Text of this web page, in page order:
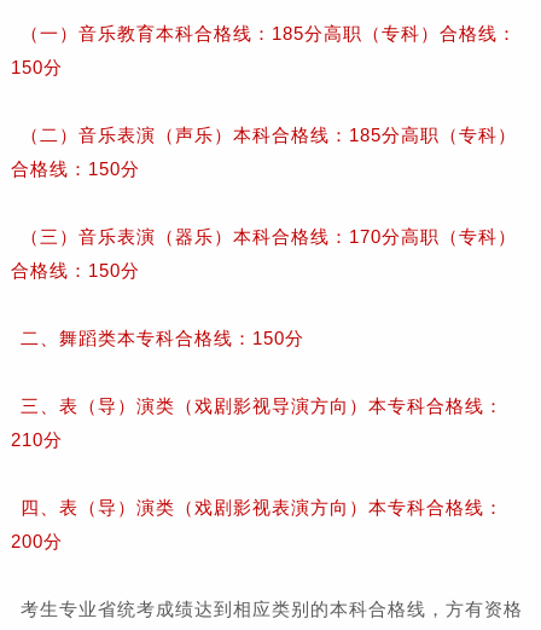
（一）音乐教育本科合格线：185分高职（专科）合格线：
150分
（二）音乐表演（声乐）本科合格线：185分高职（专科）
合格线：150分
（三）音乐表演（器乐）本科合格线：170分高职（专科）
合格线：150分
二、舞蹈类本专科合格线：150分
三、表（导）演类（戏剧影视导演方向）本专科合格线：
210分
四、表（导）演类（戏剧影视表演方向）本专科合格线：
200分
考生专业省统考成绩达到相应类别的本科合格线，方有资格